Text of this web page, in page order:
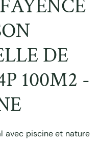
DE
100M2 -
avec piscine et nature